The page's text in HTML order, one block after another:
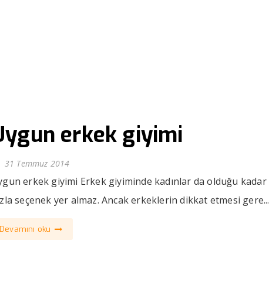
erkek giyimi
31 Temmuz 2014
erkek giyimi Erkek giyiminde kadınlar da olduğu kadar
seçenek yer almaz. Ancak erkeklerin dikkat etmesi gere...
Devamını oku